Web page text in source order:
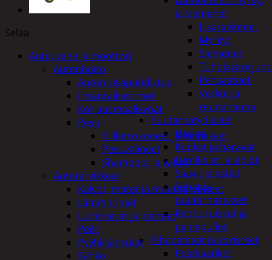
ja siemenet
Lisäravinteet
Myrkyt
Siemenet
Pensastuet
Verkot ja
reunanauha
Puutarhatyökalut
Harjat
Kuokat ja haravat
Lumikolat ja lapiot
Saavit ja astiat
Sahat ja
puutarhasakset
Reppuruiskut ja
painepullot
Pihapatsaat ja koristeet
Postilaatikot
Selaa
Auto, vene ja moottori
Autonhoito
Auton sisäpuhdistus
ilmanraikastimet
Korjausmaalikynät
Pesu
Kiillotuskoneet ja tarvikkeet
Pesuvälineet
Shampoot ja vahat
Autotarvikkeet
Kalvot, matot ja muut tarvikkeet
Lämmittimet
Lumiharjat ja peitteet
Peilit
Pyyhkijänsulat
Sähkö